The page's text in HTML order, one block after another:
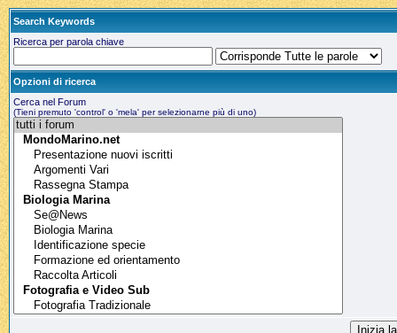
Search Keywords
Ricerca per parola chiave
Opzioni di ricerca
Cerca nel Forum
(Tieni premuto 'control' o 'mela' per selezionarne più di uno)